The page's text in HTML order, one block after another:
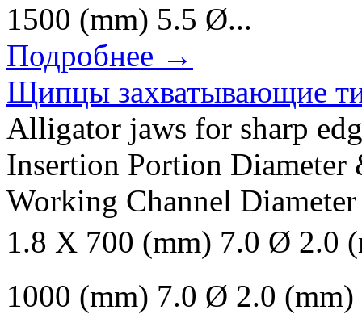
1500 (mm) 5.5 Ø...
Подробнее →
Щипцы захватывающие
Alligator jaws for sharp
Insertion Portion
Working Channel
1.8 X 700 (mm) 7.0 Ø 2.0
1000 (mm) 7.0 Ø 2.0